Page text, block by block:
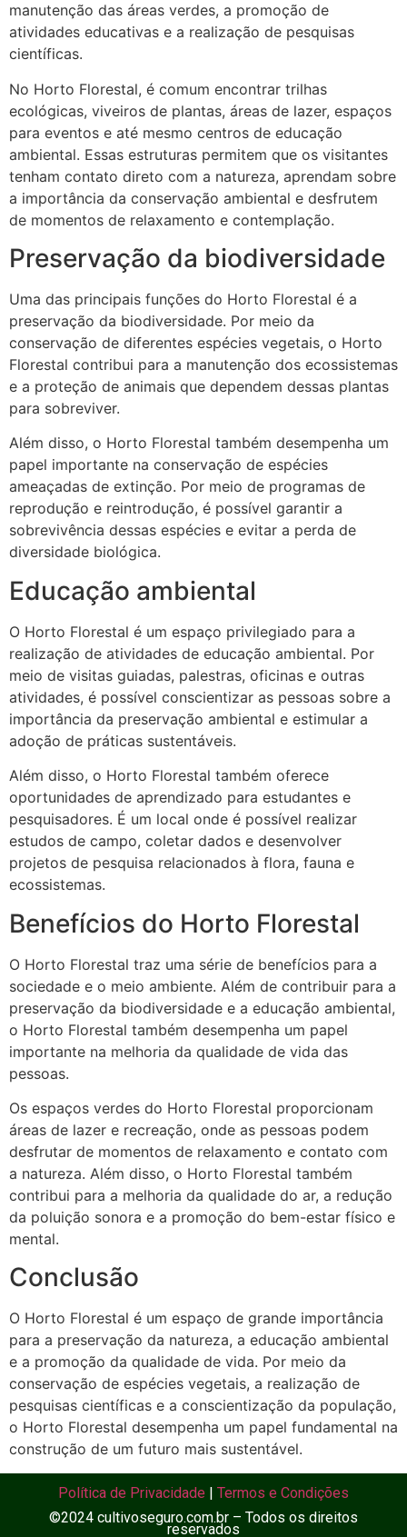
manutenção das áreas verdes, a promoção de
atividades educativas e a realização de pesquisas
científicas.
No Horto Florestal, é comum encontrar trilhas
ecológicas, viveiros de plantas, áreas de lazer, espaços
para eventos e até mesmo centros de educação
ambiental. Essas estruturas permitem que os visitantes
tenham contato direto com a natureza, aprendam sobre
a importância da conservação ambiental e desfrutem
de momentos de relaxamento e contemplação.
Preservação da biodiversidade
Uma das principais funções do Horto Florestal é a
preservação da biodiversidade. Por meio da
conservação de diferentes espécies vegetais, o Horto
Florestal contribui para a manutenção dos ecossistemas
e a proteção de animais que dependem dessas plantas
para sobreviver.
Além disso, o Horto Florestal também desempenha um
papel importante na conservação de espécies
ameaçadas de extinção. Por meio de programas de
reprodução e reintrodução, é possível garantir a
sobrevivência dessas espécies e evitar a perda de
diversidade biológica.
Educação ambiental
O Horto Florestal é um espaço privilegiado para a
realização de atividades de educação ambiental. Por
meio de visitas guiadas, palestras, oficinas e outras
atividades, é possível conscientizar as pessoas sobre a
importância da preservação ambiental e estimular a
adoção de práticas sustentáveis.
Além disso, o Horto Florestal também oferece
oportunidades de aprendizado para estudantes e
pesquisadores. É um local onde é possível realizar
estudos de campo, coletar dados e desenvolver
projetos de pesquisa relacionados à flora, fauna e
ecossistemas.
Benefícios do Horto Florestal
O Horto Florestal traz uma série de benefícios para a
sociedade e o meio ambiente. Além de contribuir para a
preservação da biodiversidade e a educação ambiental,
o Horto Florestal também desempenha um papel
importante na melhoria da qualidade de vida das
pessoas.
Os espaços verdes do Horto Florestal proporcionam
áreas de lazer e recreação, onde as pessoas podem
desfrutar de momentos de relaxamento e contato com
a natureza. Além disso, o Horto Florestal também
contribui para a melhoria da qualidade do ar, a redução
da poluição sonora e a promoção do bem-estar físico e
mental.
Conclusão
O Horto Florestal é um espaço de grande importância
para a preservação da natureza, a educação ambiental
e a promoção da qualidade de vida. Por meio da
conservação de espécies vegetais, a realização de
pesquisas científicas e a conscientização da população,
o Horto Florestal desempenha um papel fundamental na
construção de um futuro mais sustentável.
Política de Privacidade | Termos e Condições
©2024 cultivoseguro.com.br – Todos os direitos
reservados